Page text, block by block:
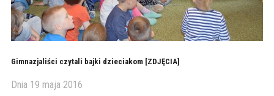
Gimnazjaliści czytali bajki dzieciakom [ZDJĘCIA]
Dnia 19 maja 2016